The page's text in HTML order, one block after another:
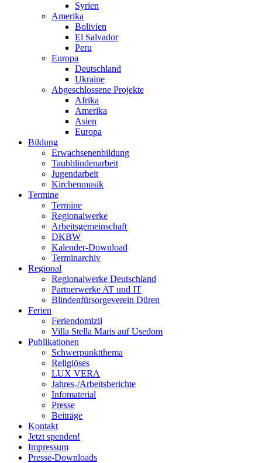
Syrien
Amerika
Bolivien
El Salvador
Peru
Europa
Deutschland
Ukraine
Abgeschlossene Projekte
Afrika
Amerika
Asien
Europa
Bildung
Erwachsenenbildung
Taubblindenarbeit
Jugendarbeit
Kirchenmusik
Termine
Termine
Regionalwerke
Arbeitsgemeinschaft
DKBW
Kalender-Download
Terminarchiv
Regional
Regionalwerke Deutschland
Partnerwerke AT und IT
Blindenfürsorgeverein Düren
Ferien
Feriendomizil
Villa Stella Maris auf Usedom
Publikationen
Schwerpunktthema
Religiöses
LUX VERA
Jahres-/​Arbeitsberichte
Infomaterial
Presse
Beiträge
Kontakt
Jetzt spenden!
Impressum
Presse-Downloads